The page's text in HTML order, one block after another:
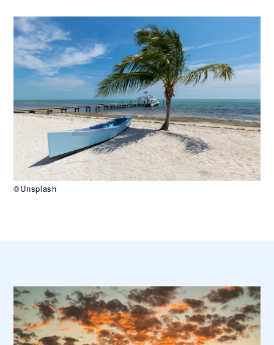
©Unsplash